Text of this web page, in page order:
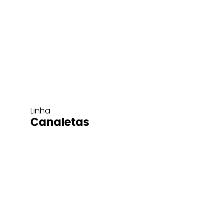
Linha
Canaletas